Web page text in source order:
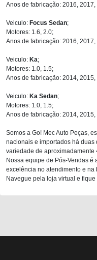
Anos de fabricação: 2016,
Veiculo: Focus Sedan;
Motores: 1.6, 2.0;
Anos de fabricação: 2016,
Veiculo: Ka;
Motores: 1.0, 1.5;
Anos de fabricação: 2014,
Veiculo: Ka Sedan;
Motores: 1.0, 1.5;
Anos de fabricação: 2014,
Somos a Go! Mec Auto Peças,
nacionais e importados há duas
variedade de aproximadamente
Nossa equipe de Pós-Vendas é
excelência no atendimento e na
Navegue pela loja virtual e fique